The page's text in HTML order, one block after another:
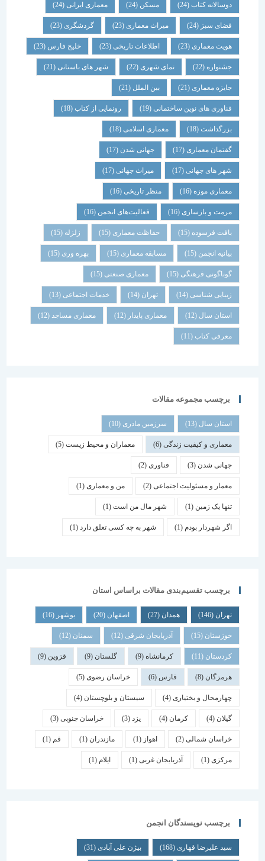
دوسالانه کتاب(24) مسکن (24) معماری ایرانی(24)
فضای سبز(24) میراث معماری (23) گردشگری (23)
هویت معماری (23) اطلاعات تاریخی(23) خلیج فارس(23)
جشنواره(22) نمای شهری(22) شهر های باستانی (21)
جایزه معماری (21) بین الملل(21)
فناوری های نوین ساختمانی(19) رونمایی از کتاب (18)
بزرگداشت (18) معماری اسلامی (18)
گفتمان معماری (17) جهانی شدن(17)
شهر های جهانی(17) میراث جهانی(17)
معماری موزه (16) منظر تاریخی (16)
مرمت و بازسازی(16) فعالیت‌های انجمن(16)
بافت فرسوده (15) حفاظت معماری (15) زلزله
بیانیه انجمن(15) مسابقه معماری (15) بهره وری(15)
گوناگونی فرهنگی (15) معماری صنعتی(15)
زیبایی شناسی (14) تهران خدمات اجتماعی(13)
استان سال(12) معماری پایدار (12) معماری مساجد(12)
معرفی کتاب(11)
برچسب مجموعه مقالات
استان سال(13) سرزمین مادری(10)
معماری و کیفیت زندگی(6) معماران و محیط زیست(5)
جهانی شدن(3) فناوری (2)
معمار و مسئولیت اجتماعی(2) من و معماری (1)
تنها یک زمین(1) شهر مال من است(1)
اگر شهردار بودم (1) شهر به چه کسی تعلق دارد(1)
برچسب تقسیم‌بندی مقالات براساس استان
همدان اصفهان (20) بوشهر
خوزستان(15) آذربایجان شرقی(12) سمنان (12)
کردستان(11) کرمانشاه(9) گلستان (9) قزوین
هرمزگان(8) فارس خراسان رضوی(5)
چهارمحال و بختیاری (4) سیستان و بلوچستان(4)
کرمان یزد خراسان جنوبی(3)
خراسان شمالی(2) اهواز مازندران(1) قم
(1) آذربایجان غربی(1) ایلام
برچسب نویسندگان انجمن
سید علیرضا قهاری(168) بیژن علی آبادی(31)